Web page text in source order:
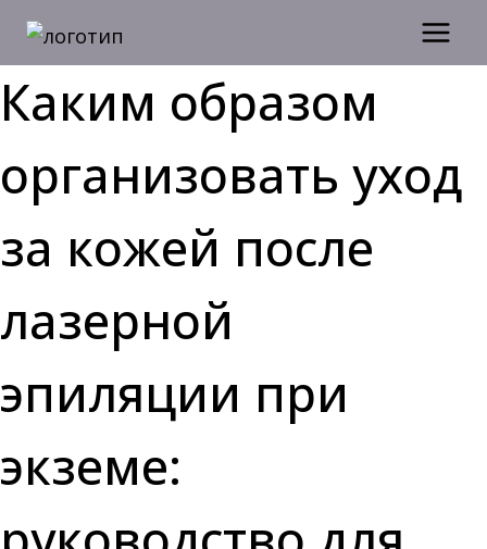
Каким образом
организовать уход
за кожей после
лазерной
эпиляции при
экземе: